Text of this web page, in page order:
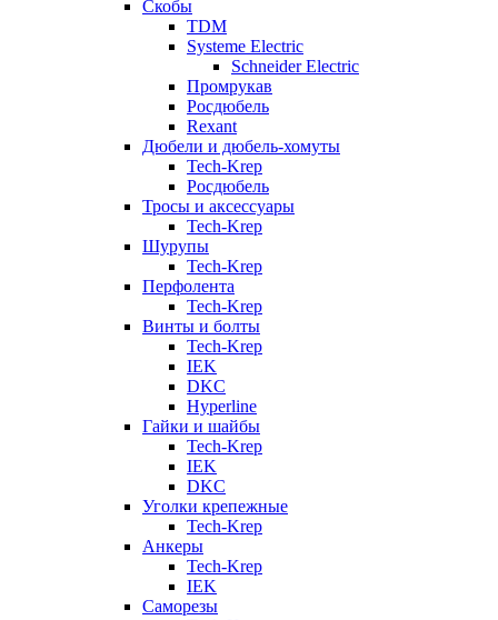
Скобы
TDM
Systeme Electric
Schneider Electric
Промрукав
Росдюбель
Rexant
Дюбели и дюбель-хомуты
Tech-Krep
Росдюбель
Тросы и аксессуары
Tech-Krep
Шурупы
Tech-Krep
Перфолента
Tech-Krep
Винты и болты
Tech-Krep
IEK
DKC
Hyperline
Гайки и шайбы
Tech-Krep
IEK
DKC
Уголки крепежные
Tech-Krep
Анкеры
Tech-Krep
IEK
Саморезы